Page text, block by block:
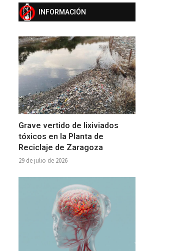
INFORMACIÓN
Grave vertido de lixiviados
tóxicos en la Planta de
Reciclaje de Zaragoza
29 de julio de 2026